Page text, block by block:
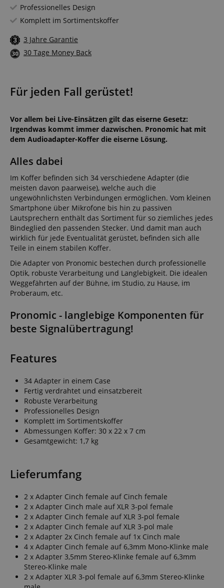
Professionelles Design
Komplett im Sortimentskoffer
3 Jahre Garantie
30 Tage Money Back
Für jeden Fall gerüstet!
Vor allem bei Live-Einsätzen gilt das eiserne Gesetz:
Irgendwas kommt immer dazwischen. Pronomic hat mit
dem Audioadapter-Koffer die eiserne Lösung.
Alles dabei
Im Koffer befinden sich 34 verschiedene Adapter (die
meisten davon paarweise), welche auch die
ungewöhnlichsten Verbindungen ermöglichen. Vom kleinen
Smartphone über Mikrofone bis hin zu passiven
Lautsprechern enthält das Sortiment für so ziemliches jedes
Bindeglied den passenden Stecker. Und damit man auch
wirklich für jede Eventualität gerüstet, befinden sich alle
Teile in einem stabilen Koffer.
Die Adapter von Pronomic bestechen durch professionelle
Optik, robuste Verarbeitung und Langlebigkeit. Die idealen
Weggefährten auf der Bühne, im Studio, zu Hause, im
Proberaum, etc.
Pronomic - langlebige Komponenten für
beste Signalübertragung!
Features
34 Adapter in einem Case
Fertig verdrahtet und einsatzbereit
Robuste Verarbeitung
Professionelles Design
Komplett im Sortimentskoffer
Abmessungen Koffer: 30 x 22 x 7 cm
Gesamtgewicht: 1,7 kg
Lieferumfang
2 x Adapter Cinch female auf Cinch female
2 x Adapter Cinch male auf XLR 3-pol female
2 x Adapter Cinch female auf XLR 3-pol female
2 x Adapter Cinch female auf XLR 3-pol male
2 x Adapter 2x Cinch female auf 1x Cinch male
4 x Adapter Cinch female auf 6,3mm Mono-Klinke male
2 x Adapter 3,5mm Stereo-Klinke female auf 6,3mm
Stereo-Klinke male
2 x Adapter XLR 3-pol female auf 6,3mm Stereo-Klinke